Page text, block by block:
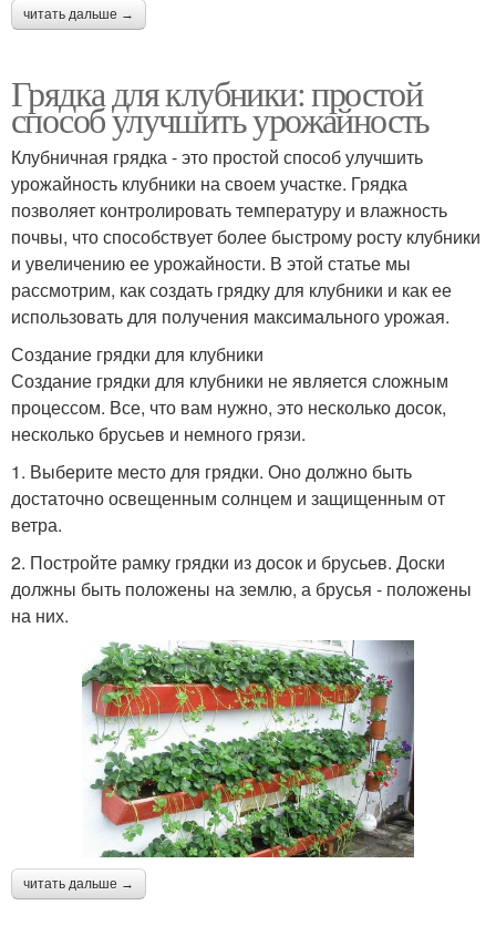
читать дальше →
Грядка для клубники: простой
способ улучшить урожайность
Клубничная грядка - это простой способ улучшить
урожайность клубники на своем участке. Грядка
позволяет контролировать температуру и влажность
почвы, что способствует более быстрому росту клубники
и увеличению ее урожайности. В этой статье мы
рассмотрим, как создать грядку для клубники и как ее
использовать для получения максимального урожая.
Создание грядки для клубники
Создание грядки для клубники не является сложным
процессом. Все, что вам нужно, это несколько досок,
несколько брусьев и немного грязи.
1. Выберите место для грядки. Оно должно быть
достаточно освещенным солнцем и защищенным от
ветра.
2. Постройте рамку грядки из досок и брусьев. Доски
должны быть положены на землю, а брусья - положены
на них.
читать дальше →